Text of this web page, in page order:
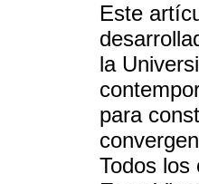
Este
la
para
Todos los